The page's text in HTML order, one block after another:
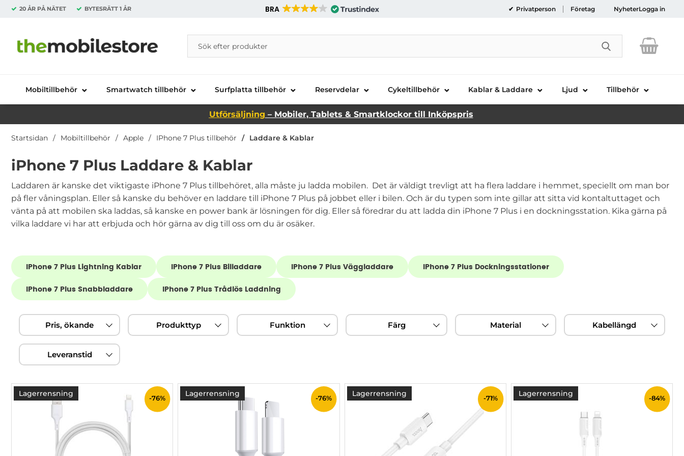
20 ÅR PÅ NÄTET BYTESRÄTT 1 ÅR BRA Privatperson Företag NyheterLogga in
Startsidan för Danira Telecom AB
Sök
Sök på Danira Telecom AB
Genomför
Mobiltillbehör Smartwatch tillbehör Surfplatta tillbehör Reservdelar Cykeltillbehör Kablar & Laddare Ljud Tillbehör
Utförsäljning – Mobiler, Tablets & Smartklockor till Inköpspris
Startsidan Mobiltillbehör Apple IPhone 7 Plus tillbehör Laddare & Kablar
iPhone 7 Plus Laddare & Kablar
Laddaren är kanske det viktigaste iPhone 7 Plus tillbehöret, alla måste ju ladda mobilen. Det är väldigt trevligt att ha flera laddare i hemmet, speciellt om man bor
på fler våningsplan. Eller så kanske du behöver en laddare till iPhone 7 Plus på jobbet eller i bilen. Och är du typen som inte gillar att sitta vid kontaltuttaget och
vänta på att mobilen ska laddas, så kanske en power bank är lösningen för dig. Eller så föredrar du att ladda din iPhone 7 Plus i en dockningsstation. Kika gärna på
vilka laddare vi har att erbjuda och hör gärna av dig till oss om du är osäker.
Underkategorier
IPhone 7 Plus Lightning Kablar IPhone 7 Plus Billaddare IPhone 7 Plus Väggladdare IPhone 7 Plus Dockningsstationer
IPhone 7 Plus Snabbladdare IPhone 7 Plus Trådlös Laddning
över
filtersektionen
Filtrera & sortera
Pris, ökande Produkttyp Funktion Färg Material Kabellängd
Leveranstid
produktlista
Lagerrensning
-76%
Lagerrensning
-76%
Lagerrensning
-71%
Lagerrensning
-84%